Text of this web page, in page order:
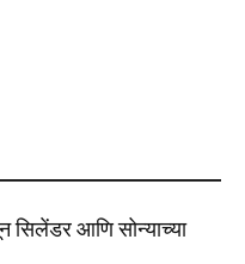
सिलेंडर आणि सोन्याच्या